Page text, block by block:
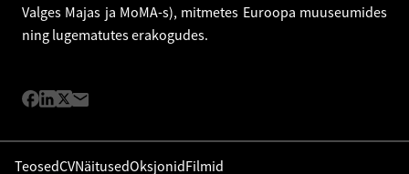
Valges Majas ja MoMA-s), mitmetes Euroopa muuseumides
ning lugematutes erakogudes.
TeosedCVNäitusedOksjonidFilmid